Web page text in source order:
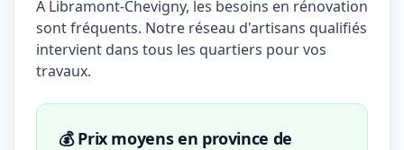
À Libramont-Chevigny, les besoins en rénovation
sont fréquents. Notre réseau d'artisans qualifiés
intervient dans tous les quartiers pour vos
travaux.
💰 Prix moyens en province de